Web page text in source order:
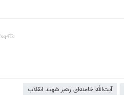
آیت‌الله خامنه‌ای رهبر شهید انقلاب